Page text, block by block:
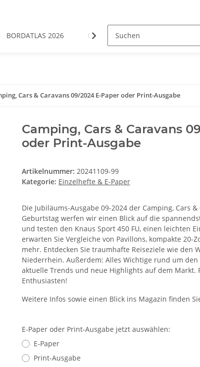
BORDATLAS 2026 Camping- & Stellplatzführer
Cars & Caravans 09/2024 E-Paper oder Print-Ausgabe
Camping, Cars & Caravans
oder Print-Ausgabe
Artikelnummer: 20241109-99
Kategorie: Einzelhefte & E-Paper
Die Jubiläums-Ausgabe 09-2024 der Camping, Cars
Geburtstag werfen wir einen Blick auf die
und testen den Knaus Sport 450 FU, einen leichten
erwarten Sie Vergleiche von Pavillons, kompakte 20-
mehr. Entdecken Sie traumhafte Reiseziele wie den
Niederrhein. Außerdem: Alles Wichtige rund um den
aktuelle Trends und neue Highlights auf dem Markt.
Enthusiasten!
Weitere Infos sowie einen Blick ins Magazin finden
E-Paper oder Print-Ausgabe jetzt auswählen:
E-Paper
Print-Ausgabe